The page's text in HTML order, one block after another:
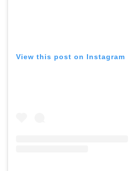
View this post on Instagram